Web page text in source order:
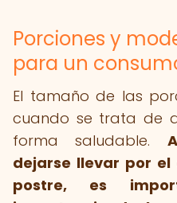
Porciones y
para un
El tamaño de las
cuando se trata de
forma saludable.
dejarse llevar por el
postre, es